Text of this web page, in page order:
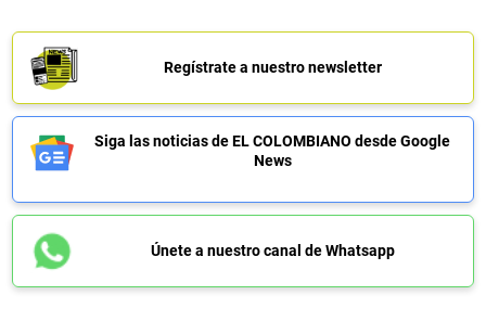
Regístrate a nuestro newsletter
Siga las noticias de EL COLOMBIANO desde Google
News
Únete a nuestro canal de Whatsapp